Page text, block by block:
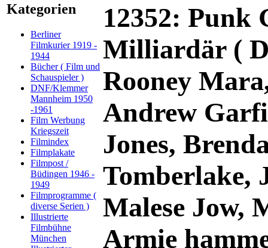
Kategorien
Berliner
Filmkurier 1919 -
1944
Bücher ( Film und
Schauspieler )
DNF/Klemmer
Mannheim 1950
-1961
Film Werbung
Kriegszeit
Filmindex
Filmplakate
Filmpost /
Büdingen 1946 -
1949
Filmprogramme (
diverse Serien )
Illustrierte
Filmbühne
München
12352: Punk
Milliardär (
Rooney
Andrew
Jones,
Tomberlake,
Malese Jow,
Armie